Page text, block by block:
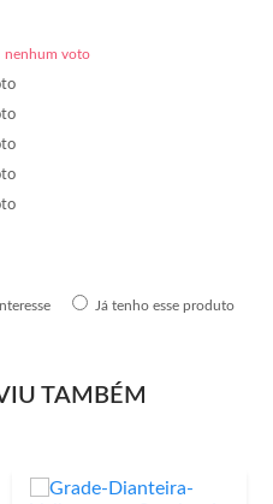
nenhum voto
Já tenho esse produto
TAMBÉM